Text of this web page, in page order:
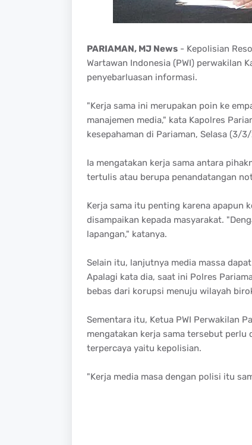
PARIAMAN, MJ News- Kepolisian
Wartawan Indonesia (PWI) perwakilan
penyebarluasan informasi.
"Kerja sama ini merupakan poin ke
manajemen media," kata Kapolres
kesepahaman di Pariaman, Selasa (3/
Ia mengatakan kerja sama antara
tertulis atau berupa penandatangan
Kerja sama itu penting karena apapun
disampaikan kepada masyarakat.
lapangan," katanya.
Selain itu, lanjutnya media massa
Apalagi kata dia, saat ini Polres
bebas dari korupsi menuju wilayah
Sementara itu, Ketua PWI Perwakilan
mengatakan kerja sama tersebut
terpercaya yaitu kepolisian.
"Kerja media masa dengan polisi itu